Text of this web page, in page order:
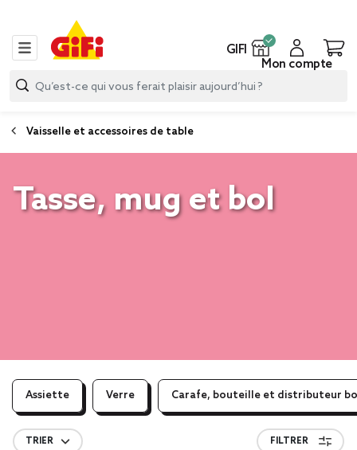
GIFI
Mon compte
Vaisselle et accessoires de table
Tasse, mug et bol
Assiette Verre Carafe, bouteille et distributeur
TRIER FILTRER